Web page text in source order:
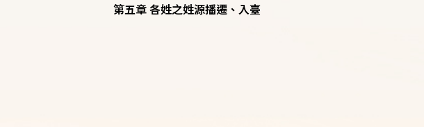
第五章 各姓之姓源播遷、入臺